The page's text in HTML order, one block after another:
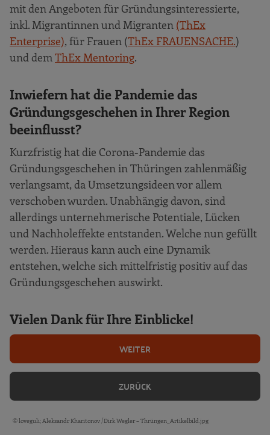
mit den Angeboten für Gründungsinteressierte,
inkl. Migrantinnen und Migranten (ThEx
Enterprise), für Frauen (ThEx FRAUENSACHE.)
und dem ThEx Mentoring.
Inwiefern hat die Pandemie das
Gründungsgeschehen in Ihrer Region
beeinflusst?
Kurzfristig hat die Corona-Pandemie das
Gründungsgeschehen in Thüringen zahlenmäßig
verlangsamt, da Umsetzungsideen vor allem
verschoben wurden. Unabhängig davon, sind
allerdings unternehmerische Potentiale, Lücken
und Nachholeffekte entstanden. Welche nun gefüllt
werden. Hieraus kann auch eine Dynamik
entstehen, welche sich mittelfristig positiv auf das
Gründungsgeschehen auswirkt.
Vielen Dank für Ihre Einblicke!
ZURÜCK
WEITER
Bildquellen und Copyright-Hinweise
© loveguli; Aleksandr Kharitonov /Dirk Wegler – Thrüngen_Artikelbild.jpg